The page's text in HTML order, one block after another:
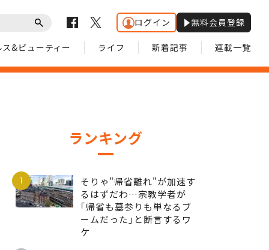
ログイン 無料会員登録
ス&ビューティー ライフ 新着記事 連載一覧
ランキング
1
そりゃ"帰省離れ"が加速す
るはずだわ…宗教学者が
｢帰省も墓参りも単なるブ
ームだった｣と断言するワ
ケ